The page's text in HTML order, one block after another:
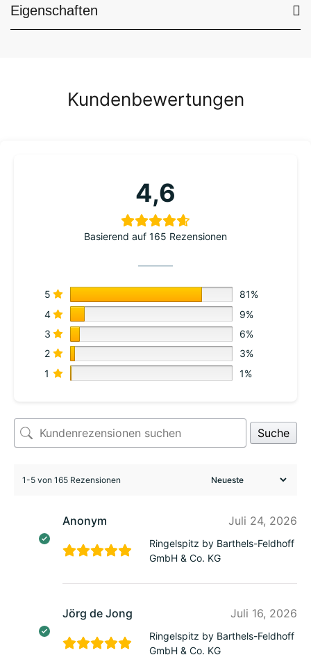
Eigenschaften
Kundenbewertungen
4,6
Basierend auf 165 Rezensionen
5
81%
4
9%
3
6%
2
3%
1
1%
Suche
1-5 von 165 Rezensionen
Anonym Juli 24, 2026
Ringelspitz by Barthels-Feldhoff
GmbH & Co. KG
Jörg de Jong Juli 16, 2026
Ringelspitz by Barthels-Feldhoff
GmbH & Co. KG